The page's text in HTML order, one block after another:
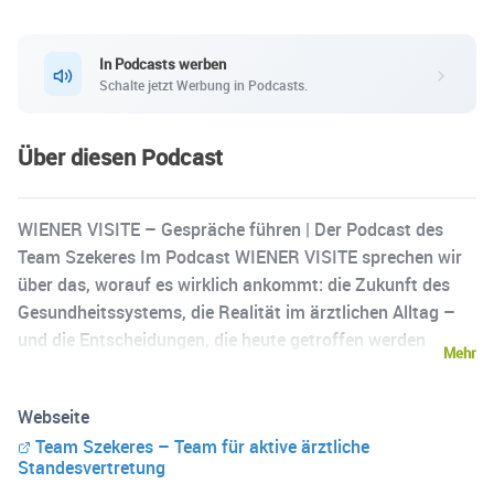
In Podcasts werben
Schalte jetzt Werbung in Podcasts.
Über diesen Podcast
WIENER VISITE – Gespräche führen | Der Podcast des
Team Szekeres Im Podcast WIENER VISITE sprechen wir
über das, worauf es wirklich ankommt: die Zukunft des
Gesundheitssystems, die Realität im ärztlichen Alltag –
und die Entscheidungen, die heute getroffen werden
eines ist klar: Ein starkes Gesundheitssystem entsteht
nicht durch Konflikte, sondern durch Zusammenarbeit. 🎙️
In diesem Podcast erwarten dich: • Ehrliche Gespräche
Mehr
Webseite
Team Szekeres – Team für aktive ärztliche
Standesvertretung